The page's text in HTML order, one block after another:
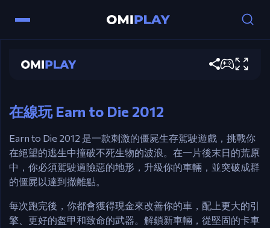
Earn to Die 2012
Ctrl / X – 助推。
在線玩 Earn to Die 2012
Earn to Die 2012 是一款刺激的僵屍生存駕駛遊戲，挑戰你
在絕望的逃生中撞破不死生物的波浪。在一片後末日的荒原
中，你必須駕駛過險惡的地形，升級你的車輛，並突破成群
的僵屍以達到撤離點。
每次跑完後，你都會獲得現金來改善你的車，配上更大的引
擎、更好的盔甲和致命的武器。解鎖新車輛，從堅固的卡車